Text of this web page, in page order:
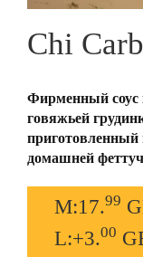
Chi
Фирменный соус
говяжьей
приготовленный
домашней
M:17.99
L:+3.00